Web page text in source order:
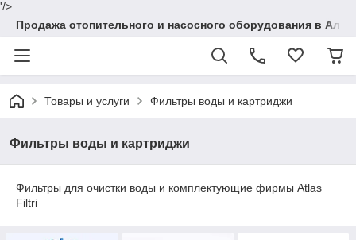
'/>
Продажа отопительного и насосного оборудования в
Товары и услуги Фильтры воды и картриджи
Фильтры воды и картриджи
Фильтры для очистки воды и комплектующие фирмы Atlas
Filtri